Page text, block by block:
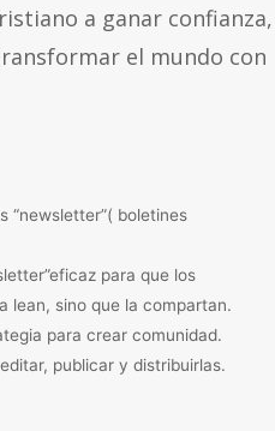
a ganar confianza,
el mundo con
“newsletter”( boletines
para que los
lean, sino que la compartan.
para crear comunidad.
publicar y distribuirlas.